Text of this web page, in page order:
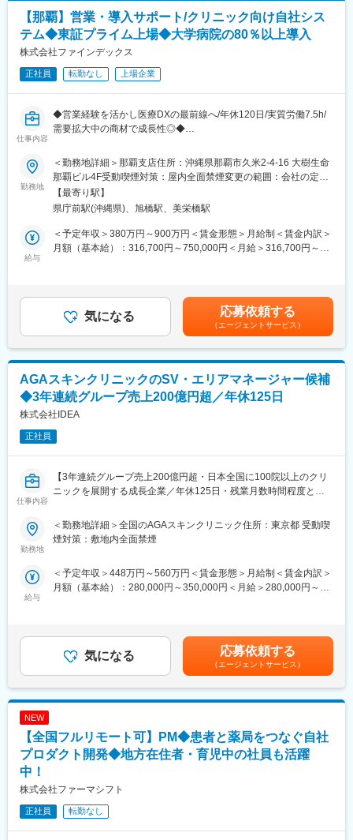
・その他資料作成、関連業務
ご経験や得意分野を中心にお任せいたします。
■ポジションの特徴：
・他部署や担当エリアのドクター、ナース等とのやり取りが多い
為、コミュニケーション能力を活かして業務遂行いただくことが
求められます。
・各業務を完遂するための責任感を持ち、柔軟な対応や思考力を
活かして臨機応変な対応のできる方を求めています。
【那覇】営業・導入サポート/クリニック向け自社シス
テム◆東証プライム上場◆大学病院の80％以上導入
株式会社ファインデックス
正社員 転勤なし 上場企業
仕事内容
◆営業経験を活かし医療DXの最前線へ/年休120日/実質労働7.5h/
需要拡大中の商材で成長性◎◆
■業務詳細：
クリニックを運営するお客様へ、自社開発のパッケージシステム
を利用したコンサルティング（診療効率化やDXに関する課題解
決・提案）やシステムの構築、設定等を行っていただきます。
当社では、お客様にご評価いただける企画立案や顧客提案を行う
ことを大切にしていますので、売上ノルマや飛び込み営業などは
ありません。
【営業業務】
-当社製品を用いた医療機関への運用提案や見積作成などの商談
-PJ管理
-システム運用検討と導入
-操作研修や納品資料作成
-稼働立ち合い
【パートナー業務】
・販売導入代理店に対する、自社製品の営業企画支援
・パートナー向けのセミナーや勉強会の開催
【ユーザサポート業務】
・顧客対応を行う社内メンバーに対する支援
■働き方：
・フレックスタイム制と同等の勤務制度である「複数定時制度」
を導入
にする」という経営理念のもと、医療機関・自治体向けのソフト
ウェアや医療機器を自社開発したり、国策である電子カルテデー
タの利活用を支える研究開発型のIT企業です。病院で使われる診
ョンなど、私たちの製品・サービスは社会に欠かせないインフラ
の共同研究を行いながら、社会に貢献できる製品を開発。近年で
はクラウドサービスや生成AIの活用にも注力し、上場から時を経
決に挑み続けています。
勤務地
＜勤務地詳細＞那覇支店住所：沖縄県那覇市久米2-4-16 大樹生命
那覇ビル4F受動喫煙対策：屋内全面禁煙変更の範囲：会社の定め
る事業所（リモートワーク含む）
【最寄り駅】
県庁前駅(沖縄県)、旭橋駅、美栄橋駅
給与
＜予定年収＞380万円～900万円＜賃金形態＞月給制＜賃金内訳＞
月額（基本給）：316,700円～750,000円＜月給＞316,700円～
上下する可能性があります。月給(月額)は固定手当を含めた表記で
す。
気になる 応募依頼する
（エージェントサービス）
AGAスキンクリニックのSV・エリアマネージャー候補
◆3年連続グループ売上200億円超／年休125日
株式会社IDEA
正社員
仕事内容
【3年連続グループ売上200億円超・日本全国に100院以上のクリ
ニックを展開する成長企業／年休125日・残業月数時間程度とメ
■業務内容：
全国に展開している発毛専門クリニック「AGAスキンクリニッ
※初任地に関しては、選考を通じてご希望をお伺いし、考慮した上
で決定いたします。
・クリニックスタッフの採用業務（面接など）
・受付スタッフの教育、指導、マネジメント
・本部会議への参加
・各種研修参加（年数回）
・各種トラブル対応（設備関連・クレーム）、改善対応
の中心メンバー、将来のマネージャー候補として、ご活躍頂ける
方を募集いたします。
10時 出社（横浜院、朝礼参加し、メールチェック、院責との
MTG）
↓
13時 昼休憩
勤務地
＜勤務地詳細＞全国のAGAスキンクリニック住所：東京都 受動喫
煙対策：敷地内全面禁煙
給与
＜予定年収＞448万円～560万円＜賃金形態＞月給制＜賃金内訳＞
月額（基本給）：280,000円～350,000円＜月給＞280,000円～
額であり、選考を通じて上下する可能性があります。月給(月額)は
固定手当を含めた表記です。
気になる 応募依頼する
（エージェントサービス）
NEW
【全国フルリモート可】PM◆患者と薬局をつなぐ自社
プロダクト開発◆地方在住者・育児中の社員も活躍
中！
株式会社ファーマシフト
正社員 転勤なし